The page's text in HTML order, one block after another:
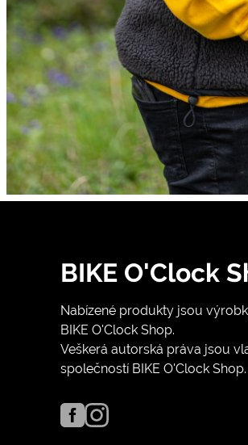
BIKE O'Clock
Nabízené produkty jsou
BIKE O'Clock Shop.
Veškerá autorská práva jsou
společností BIKE O'Clock Shop.